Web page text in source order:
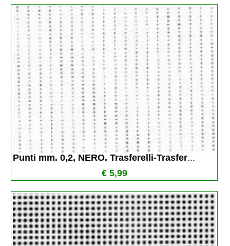
Punti mm. 0,2, NERO. Trasferelli-Trasfer...
€ 5,99